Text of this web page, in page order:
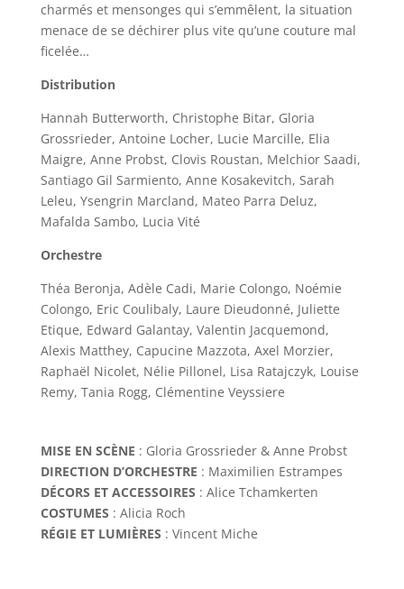
charmés et mensonges qui s’emmêlent, la situation
menace de se déchirer plus vite qu’une couture mal
ficelée…
Distribution
Hannah Butterworth, Christophe Bitar, Gloria
Grossrieder, Antoine Locher, Lucie Marcille, Elia
Maigre, Anne Probst, Clovis Roustan, Melchior Saadi,
Santiago Gil Sarmiento, Anne Kosakevitch, Sarah
Leleu, Ysengrin Marcland, Mateo Parra Deluz,
Mafalda Sambo, Lucia Vité
Orchestre
Théa Beronja, Adèle Cadi, Marie Colongo, Noémie
Colongo, Eric Coulibaly, Laure Dieudonné, Juliette
Etique, Edward Galantay, Valentin Jacquemond,
Alexis Matthey, Capucine Mazzota, Axel Morzier,
Raphaël Nicolet, Nélie Pillonel, Lisa Ratajczyk, Louise
Remy, Tania Rogg, Clémentine Veyssiere
MISE EN SCÈNE : Gloria Grossrieder & Anne Probst
DIRECTION D’ORCHESTRE : Maximilien Estrampes
DÉCORS ET ACCESSOIRES : Alice Tchamkerten
COSTUMES : Alicia Roch
RÉGIE ET LUMIÈRES : Vincent Miche